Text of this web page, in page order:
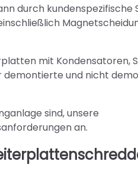
durch kundenspezifische
mit Kondensatoren,
demontierte und nicht
sind, unsere
an.